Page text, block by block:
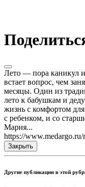
Лето — пора каникул и
встает вопрос, чем
месяцы. Один из
лето к бабушкам и
жизнь с комфортом
с ребенком, и со
Мария...
https://
Закрыть
Другие публикации в этой